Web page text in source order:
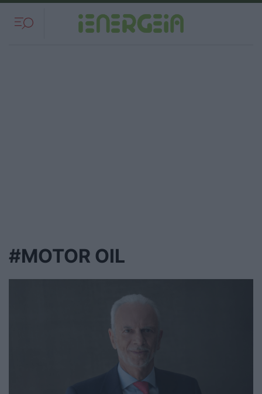
#MOTOR OIL